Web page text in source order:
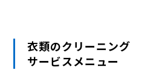
衣類のクリーニング
サービスメニュー